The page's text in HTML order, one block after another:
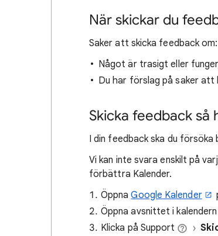
När skickar du
Saker att skicka feedback om:
Något är trasigt eller
Du har förslag på saker att
Skicka feedback så
I din feedback ska du
Vi kan inte svara enskilt på
förbättra Kalender.
ÖppnaGoogle Kalender
Öppna avsnittet i
Klicka på Support